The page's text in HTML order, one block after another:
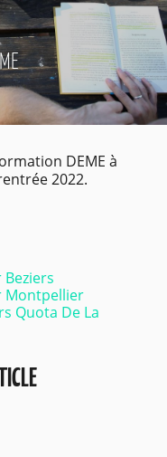
DEME à
2022.
Montpellier
Quota De La